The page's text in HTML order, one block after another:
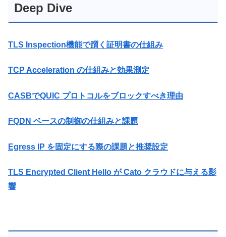
Deep Dive
TLS Inspection機能で躓く証明書の仕組み
TCP Acceleration の仕組みと効果測定
CASBでQUIC プロトコルをブロックすべき理由
FQDN ベースの制御の仕組みと課題
Egress IP を固定にする際の課題と推奨設定
TLS Encrypted Client Hello が Cato クラウドに与える影
響